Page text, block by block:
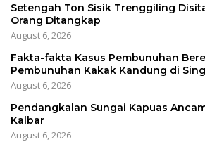
Setengah Ton Sisik Trenggiling
Orang Ditangkap
August 6, 2026
Fakta-fakta Kasus Pembunuhan
Pembunuhan Kakak Kandung di
August 6, 2026
Pendangkalan Sungai Kapuas
Kalbar
August 6, 2026